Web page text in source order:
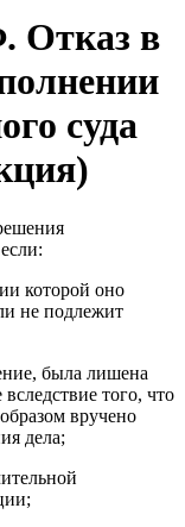
Отказ в
суда
которой оно
не подлежит
была лишена
того, что
вручено
дела;